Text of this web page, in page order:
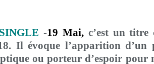
SINGLE -19 Mai,c’est un titre
Il évoque l’apparition d’un
ou porteur d’espoir pour